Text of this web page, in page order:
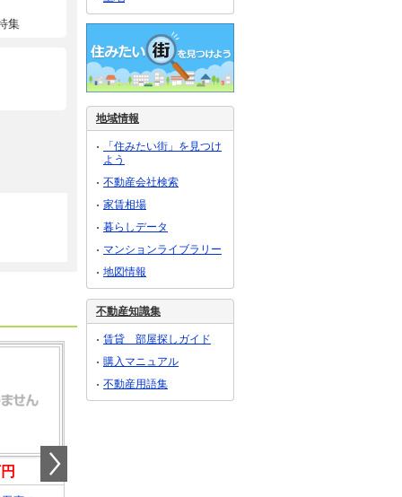
集
地域情報
「住みたい街」を見つけ
よう
不動産会社検索
家賃相場
暮らしデータ
マンションライブラリー
地図情報
不動産知識集
賃貸 部屋探しガイド
購入マニュアル
不動産用語集